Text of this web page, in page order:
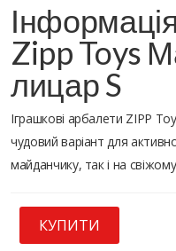
Zipp Toys
лицар S
Іграшкові арбалети ZIPP
чудовий варіант для
майданчику, так і на свіжому
КУПИТИ